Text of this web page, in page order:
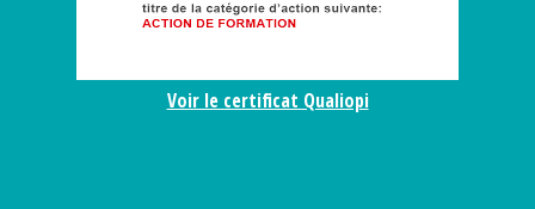
Voir le certificat Qualiopi